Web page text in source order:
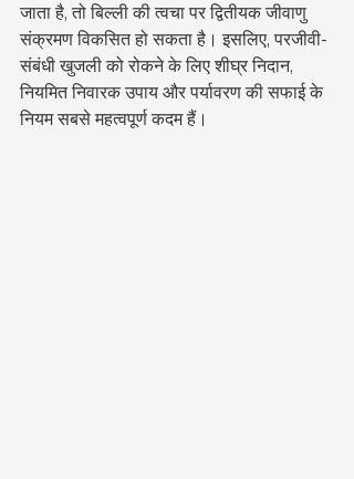
जाता है, तो बिल्ली की त्वचा पर द्वितीयक जीवाणु
संक्रमण विकसित हो सकता है। इसलिए, परजीवी-
संबंधी खुजली को रोकने के लिए शीघ्र निदान,
नियमित निवारक उपाय और पर्यावरण की सफाई के
नियम सबसे महत्वपूर्ण कदम हैं।